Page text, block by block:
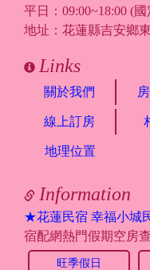
平日：09:00~18:00 (
地址：花蓮縣吉安鄉
Links
關於我們
線上訂房
地理位置
Information
★花蓮民宿 幸福小城
宿配網熱門假期空房查
旺季假日